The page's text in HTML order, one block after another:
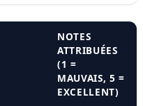
NOTES
ATTRIBUÉES
(1 =
MAUVAIS, 5 =
EXCELLENT)